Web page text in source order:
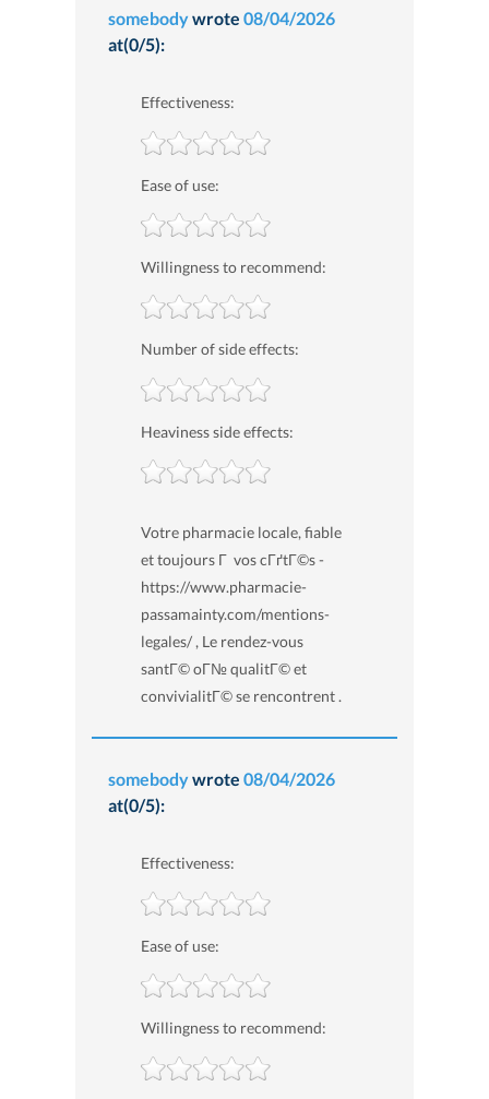
somebodywrote 08/04/2026
at(0/5):
Effectiveness:
Ease of use:
Willingness to recommend:
Number of side effects:
Heaviness side effects:
Votre pharmacie locale, fiable
et toujours Г vos cГґtГ©s -
https://www.pharmacie-
passamainty.com/mentions-
legales/ , Le rendez-vous
santГ© oГ№ qualitГ© et
convivialitГ© se rencontrent .
somebodywrote 08/04/2026
at(0/5):
Effectiveness:
Ease of use:
Willingness to recommend: